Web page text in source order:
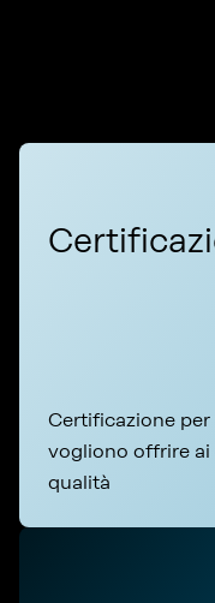
Certificazione
vogliono offrire
qualità